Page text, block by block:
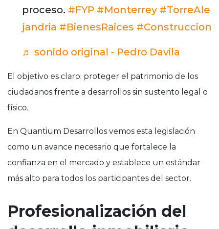
proceso. #FYP #Monterrey #TorreAle
jandria #BienesRaices #Construccion
♬ sonido original - Pedro Davila
El objetivo es claro: proteger el patrimonio de los
ciudadanos frente a desarrollos sin sustento legal o
físico.
En Quantium Desarrollos vemos esta legislación
como un avance necesario que fortalece la
confianza en el mercado y establece un estándar
más alto para todos los participantes del sector.
Profesionalización del